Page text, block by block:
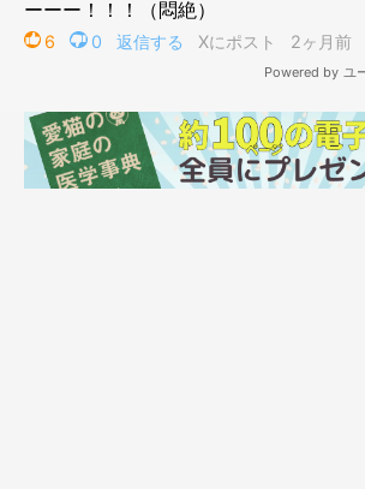
ほどほどに。
登場人物